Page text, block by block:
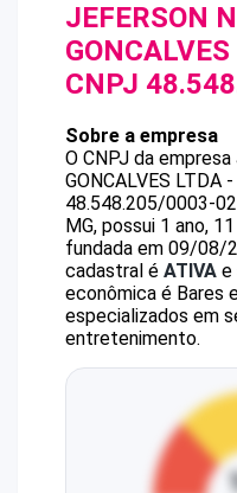
JEFERSON
CNPJ
Sobre a empresa
O CNPJ da empresa
GONCALVES LTDA
48.548.205/0003-02
MG, possui 1 ano,
fundada em 09/08/
cadastral é ATIVA e
econômica é Bares
especializados em
entretenimento.